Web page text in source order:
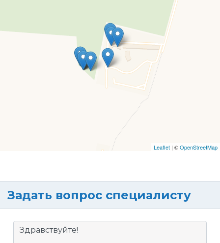
Leaflet | ©OpenStreetMap
Задать вопрос специалисту